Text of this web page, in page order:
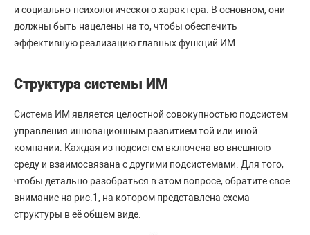
и социально-психологического характера. В основном, они
должны быть нацелены на то, чтобы обеспечить
эффективную реализацию главных функций ИМ.
Структура системы ИМ
Система ИМ является целостной совокупностью подсистем
управления инновационным развитием той или иной
компании. Каждая из подсистем включена во внешнюю
среду и взаимосвязана с другими подсистемами. Для того,
чтобы детально разобраться в этом вопросе, обратите свое
внимание на рис.1, на котором представлена схема
структуры в её общем виде.